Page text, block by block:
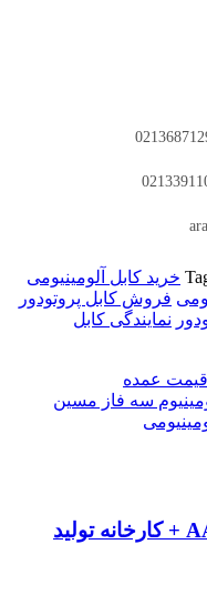
خرید کابل آلومینیومی
فروش کابل پروتودور
نمایندگی کابل
سه فاز مسین
هادی آلومینیومی هوایی 50*1 AAC + کارخانه تولید